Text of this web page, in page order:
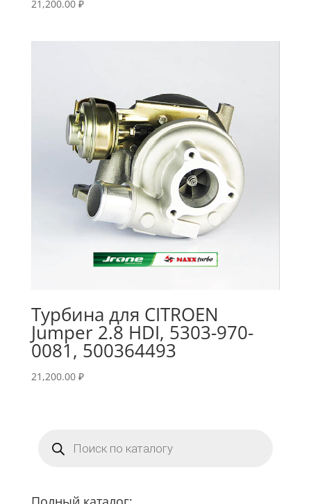
21,200.00 ₽
Турбина для CITROEN
Jumper 2.8 HDI, 5303-970-
0081, 500364493
21,200.00 ₽
товаров